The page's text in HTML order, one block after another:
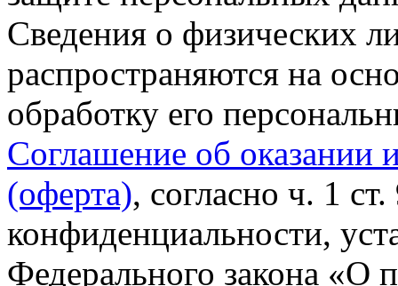
Сведения о физических
распространяются на
обработку его
Соглашение об оказании
(оферта), согласно ч. 1
конфиденциальности,
Федерального закона «О